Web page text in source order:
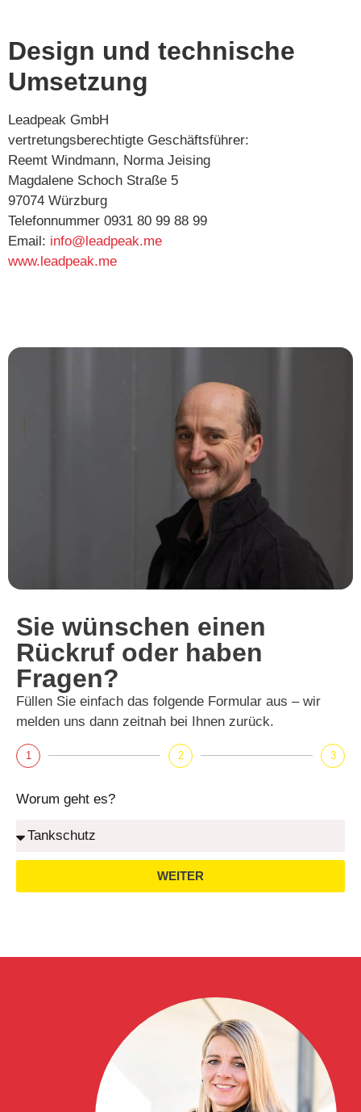
Design und technische
Umsetzung
Leadpeak GmbH
vertretungsberechtigte Geschäftsführer:
Reemt Windmann, Norma Jeising
Magdalene Schoch Straße 5
97074 Würzburg
Telefonnummer 0931 80 99 88 99
Email: info@leadpeak.me
www.leadpeak.me
Sie wünschen einen
Rückruf oder haben
Fragen?
Füllen Sie einfach das folgende Formular aus – wir
melden uns dann zeitnah bei Ihnen zurück.
1 2 3
Worum geht es?
WEITER